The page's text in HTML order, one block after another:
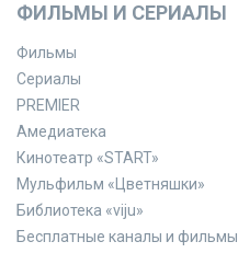
ФИЛЬМЫ И СЕРИАЛЫ
Фильмы
Сериалы
PREMIER
Амедиатека
Кинотеатр «START»
Мульфильм «Цветняшки»
Библиотека «viju»
Бесплатные каналы и фильмы